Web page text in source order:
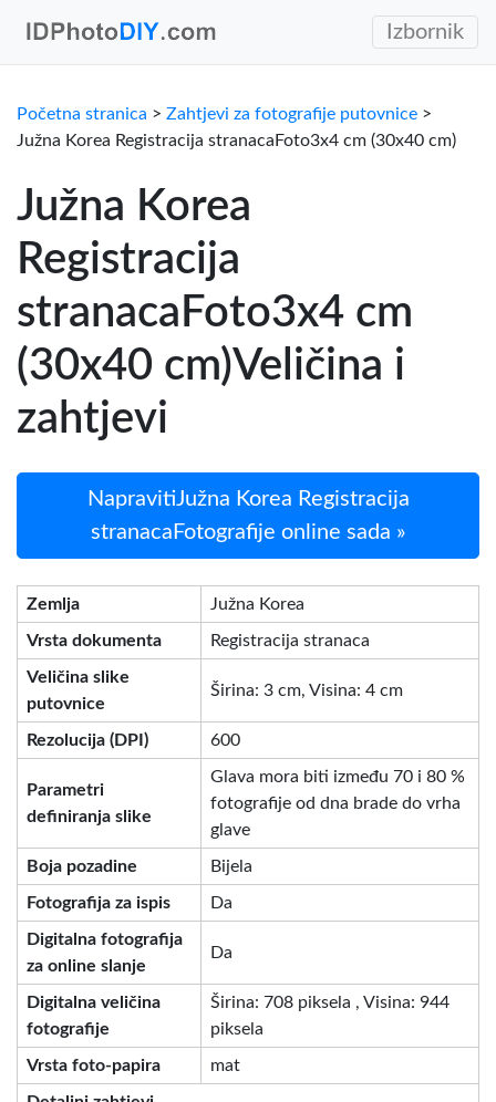
Izbornik
Početna stranica > Zahtjevi za fotografije putovnice >
Južna Korea Registracija stranacaFoto3x4 cm (30x40 cm)
Južna Korea
Registracija
stranacaFoto3x4 cm
(30x40 cm)Veličina i
zahtjevi
NapravitiJužna Korea Registracija
stranacaFotografije online sada »
Zemlja Južna Korea
Vrsta dokumenta Registracija stranaca
Veličina slike
putovnice
Širina: 3 cm, Visina: 4 cm
Rezolucija (DPI) 600
Parametri
definiranja slike
Glava mora biti između 70 i 80 %
fotografije od dna brade do vrha
glave
Boja pozadine Bijela
Fotografija za ispis Da
Digitalna fotografija
za online slanje
Da
Digitalna veličina
fotografije
Širina: 708 piksela , Visina: 944
piksela
Vrsta foto-papira mat